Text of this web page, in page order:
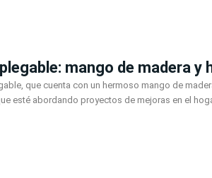
mango de madera y
que cuenta con un hermoso mango de
esté abordando proyectos de mejoras en el